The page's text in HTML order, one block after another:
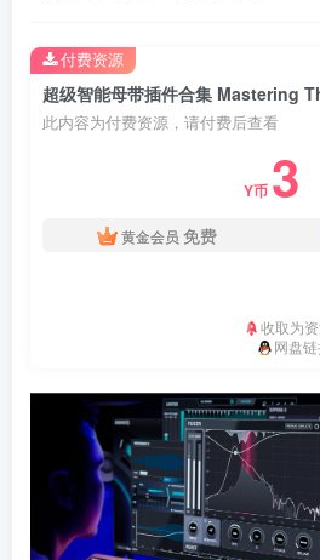
此内容为付费资源，请付费后查看
Y币 3
黄金会员 免费
收取为
网盘
付费资源